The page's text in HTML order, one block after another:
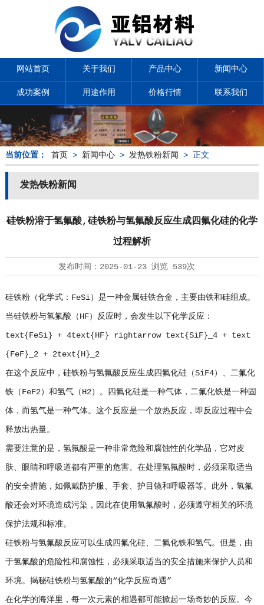
网站首页 关于我们 产品中心 新闻中心
成功案例 用途作用 价格行情 联系我们
当前位置： 首页 > 新闻中心> 发热铁粉新闻 > 正文
发热铁粉新闻
硅铁粉溶于氢氟酸,硅铁粉与氢氟酸反应生成四氟化硅的化学
过程解析
发布时间： 2025-01-23浏览 539次
硅铁粉（化学式：FeSi）是一种金属硅铁合金，主要由铁和硅组成。
当硅铁粉与氢氟酸（HF）反应时，会发生以下化学反应：
text{FeSi} + 4text{HF} rightarrow text{SiF}_4 + text
{FeF}_2 + 2text{H}_2
在这个反应中，硅铁粉与氢氟酸反应生成四氟化硅（SiF4）、二氟化
铁（FeF2）和氢气（H2）。四氟化硅是一种气体，二氟化铁是一种固
体，而氢气是一种气体。这个反应是一个放热反应，即反应过程中会
释放出热量。
需要注意的是，氢氟酸是一种非常危险和腐蚀性的化学品，它对皮
肤、眼睛和呼吸道都有严重的危害。在处理氢氟酸时，必须采取适当
的安全措施，如佩戴防护服、手套、护目镜和呼吸器等。此外，氢氟
酸还会对环境造成污染，因此在使用氢氟酸时，必须遵守相关的环境
保护法规和标准。
硅铁粉与氢氟酸反应可以生成四氟化硅、二氟化铁和氢气。但是，由
于氢氟酸的危险性和腐蚀性，必须采取适当的安全措施来保护人员和
环境。揭秘硅铁粉与氢氟酸的“化学反应奇遇”
在化学的海洋里，每一次元素的相遇都可能掀起一场奇妙的反应。今